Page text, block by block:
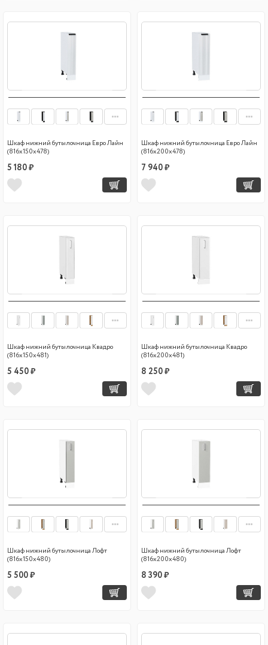
Шкаф нижний бутылочница Евро Лайн
(816х150х478)
5 180 ₽
Шкаф нижний бутылочница Евро Лайн
(816х200х478)
7 940 ₽
Шкаф нижний бутылочница Квадро
(816х150х481)
5 450 ₽
Шкаф нижний бутылочница Квадро
(816х200х481)
8 250 ₽
Шкаф нижний бутылочница Лофт
(816х150х480)
5 500 ₽
Шкаф нижний бутылочница Лофт
(816х200х480)
8 390 ₽